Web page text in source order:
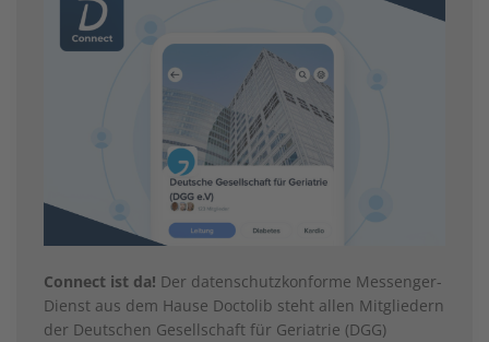
Connect ist da! Der datenschutzkonforme Messenger-
Dienst aus dem Hause Doctolib steht allen Mitgliedern
der Deutschen Gesellschaft für Geriatrie (DGG)